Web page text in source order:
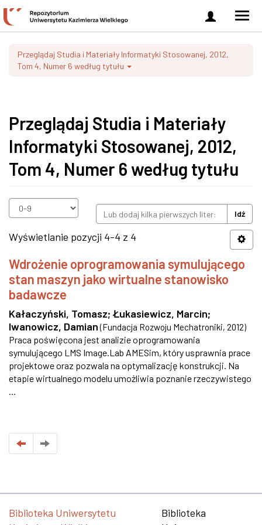
Zaloguj
się
Przeglądaj Studia i Materiały Informatyki Stosowanej, 2012,
Tom 4, Numer 6 według tytułu
Przeglądaj Studia i Materiały
Informatyki Stosowanej, 2012,
Tom 4, Numer 6 według tytułu
Idź
Wyświetlanie pozycji 4-4 z 4
Wdrożenie oprogramowania symulującego
stan maszyn jako wirtualne stanowisko
badawcze
Kałaczyński, Tomasz;Łukasiewicz, Marcin;
Iwanowicz, Damian (Fundacja Rozwoju Mechatroniki, 2012)
Praca poświęcona jest analizie oprogramowania
symulującego LMS Image.Lab AMESim, który usprawnia prace
projektowe oraz pozwala na optymalizację konstrukcji. Na
etapie wirtualnego modelu umożliwia poznanie rzeczywistego
...
Biblioteka Uniwersytetu
Biblioteka